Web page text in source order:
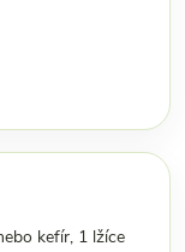
kefír, 1 lžíce